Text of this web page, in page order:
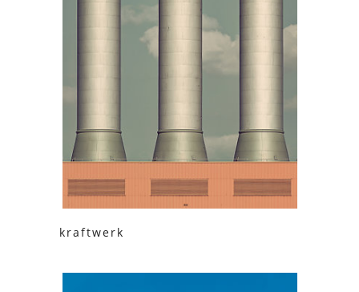
kraftwerk